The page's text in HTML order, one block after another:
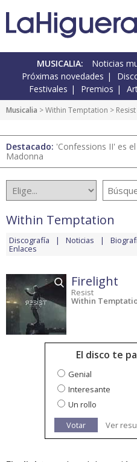
MUSICALIA: Noticias
Próximas novedades
Festivales
Premios
Musicalia >Within Temptation > Resist
Destacado: 'Confessions II' es
Madonna
Within Temptation
Discografía Noticias
Enlaces
Firelight
Resist
Within
El disco te
Genial
Interesante
Un rollo
Votar
Ver